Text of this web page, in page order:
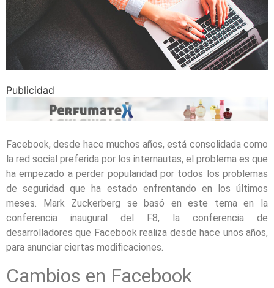
Publicidad
Facebook, desde hace muchos años, está consolidada como
la red social preferida por los internautas, el problema es que
ha empezado a perder popularidad por todos los problemas
de seguridad que ha estado enfrentando en los últimos
meses. Mark Zuckerberg se basó en este tema en la
conferencia inaugural del F8, la conferencia de
desarrolladores que Facebook realiza desde hace unos años,
para anunciar ciertas modificaciones.
Cambios en Facebook